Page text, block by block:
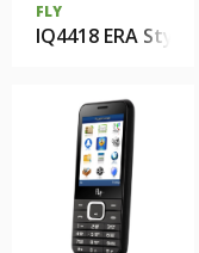
FLY
IQ4418 ERA Style 4